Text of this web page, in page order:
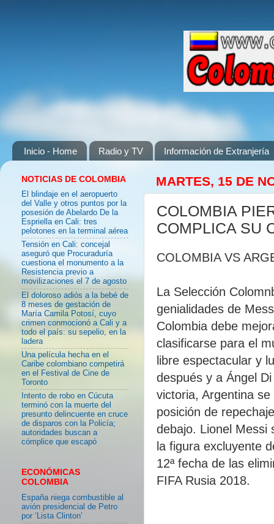
Inicio - Home Radio y TV Información de Extranjería
MARTES, 15 DE
COLOMBIA
COMPLICA SU
COLOMBIA VS
La Selección
genialidades de
Colombia debe
clasificarse para el
libre espectacular y
después y a Ángel
victoria, Argentina
posición de
debajo. Lionel Messi
la figura excluyente
12ª fecha de las
FIFA Rusia 2018.
NOTICIAS DE COLOMBIA
El blindaje en el aeropuerto
del Valle y otros puntos por la
posesión de Abelardo De la
Espriella en Cali: tres
pelotones en la terminal aérea
Tensión en Cali: concejal
aseguró que Procuraduría
cuestiona el monumento a la
Resistencia previo a
movilizaciones el 7 de agosto
El doloroso adiós a la bebé de
8 meses de gestación de
María Camila Potosí, cuyo
crimen conmocionó a Cali y a
todo el país: su sepelio, en la
ladera
Una película hecha en el
Caribe colombiano competirá
en el Festival de Cine de
Toronto
Intento de robo en Cúcuta
terminó con la muerte del
presunto delincuente en cruce
de disparos con la Policía;
autoridades buscan a
cómplice que escapó
ECONÓMICAS
COLOMBIA
España niega combustible al
avión presidencial de Petro
por ‘Lista Clinton’